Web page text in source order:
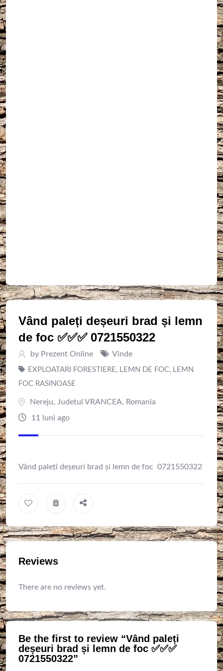
Vând paleți deșeuri brad și lemn
de foc ✅️✅️✅️ 0721550322
by Prezent Online Vinde
EXPLOATARI FORESTIERE, LEMN DE FOC, LEMN
FOC RASINOASE
Nereju, Judetul VRANCEA, Romania
11 luni ago
Vând paleți deșeuri brad și lemn de foc 0721550322
Reviews
There are no reviews yet.
Be the first to review “Vând paleți
deșeuri brad și lemn de foc ✅️✅️✅️
0721550322”